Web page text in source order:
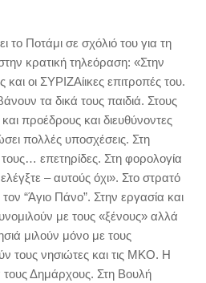
το Ποτάμι σε σχόλιό του για τη
κρατική τηλεόραση: «Στην
και οι ΣΥΡΙΖΑίικες επιτροπές του.
τα δικά τους παιδιά. Στους
προέδρους και διευθύνοντες
πολλές υποσχέσεις. Στη
τους… επετηρίδες. Στη φορολογία
– αυτούς όχι». Στο στρατό
“Άγιο Πάνο”. Στην εργασία και
με τους «ξένους» αλλά
μιλούν μόνο με τους
τους νησιώτες και τις ΜΚΟ. Η
τους Δημάρχους. Στη Βουλή